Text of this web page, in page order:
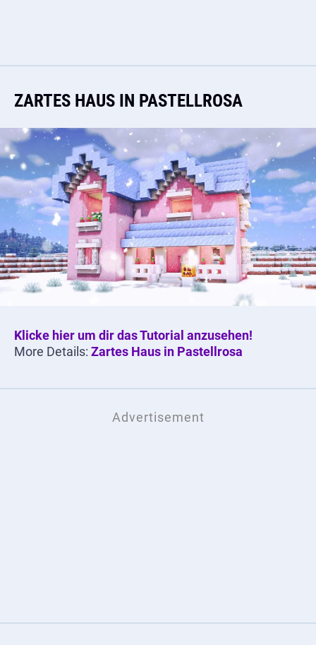
ZARTES HAUS IN PASTELLROSA
Klicke hier um dir das Tutorial anzusehen!
More Details: Zartes Haus in Pastellrosa